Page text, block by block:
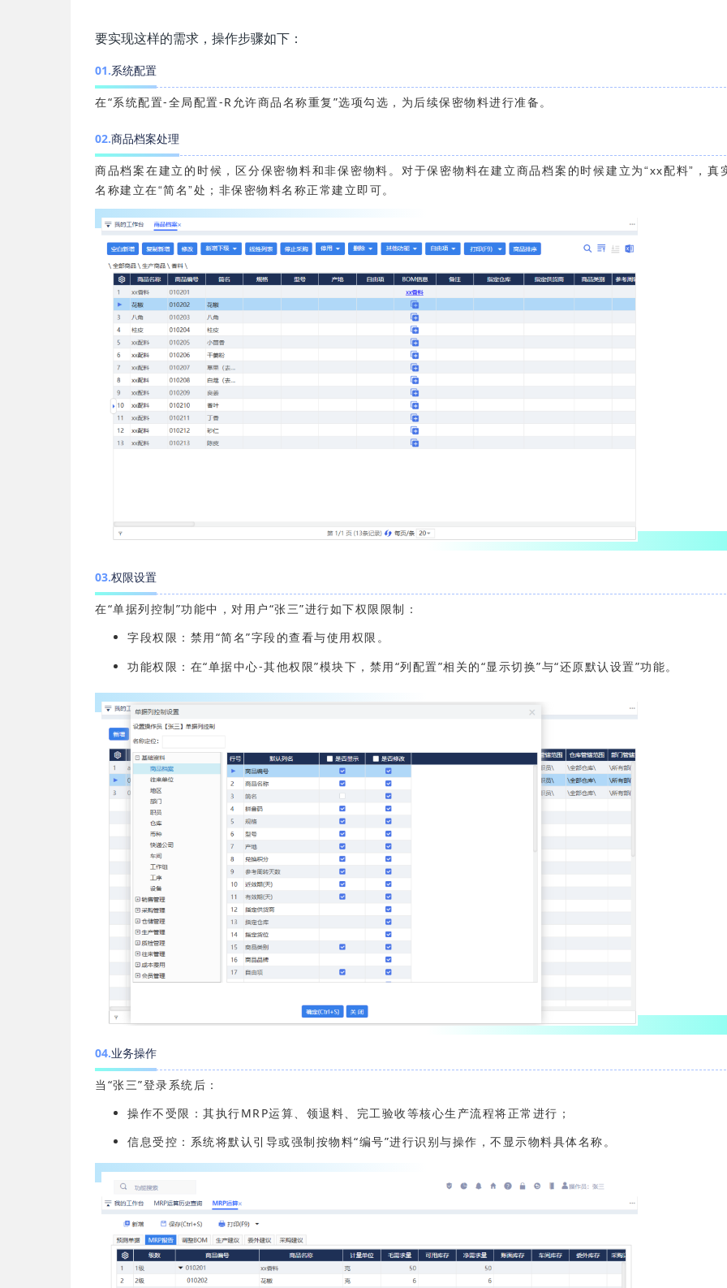
要实现这样的需求，操作步骤如下：
01.系统配置
在“系统配置-全局配置-R允许商品名称重复”选项勾选，为后续保密物料进行准备。
02.商品档案处理
商品档案在建立的时候，区分保密物料和非保密物料。对于保密物料在建立商品档案的时候建立为“xx配料”，真
名称建立在“简名”处；非保密物料名称正常建立即可。
03.权限设置
在“单据列控制”功能中，对用户“张三”进行如下权限限制：
字段权限：禁用“简名”字段的查看与使用权限。
功能权限：在“单据中心-其他权限”模块下，禁用“列配置”相关的“显示切换”与“还原默认设置”功能。
04.业务操作
当“张三”登录系统后：
操作不受限：其执行MRP运算、领退料、完工验收等核心生产流程将正常进行；
信息受控：系统将默认引导或强制按物料“编号”进行识别与操作，不显示物料具体名称。